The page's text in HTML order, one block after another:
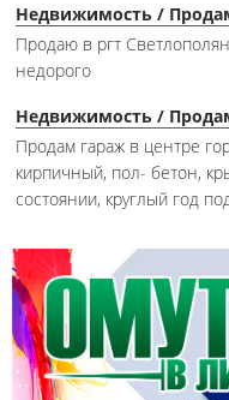
Недвижимость /
Продаю в ргт
недорого
Недвижимость /
Продам гараж в центре
кирпичный, пол- бетон,
состоянии, круглый год